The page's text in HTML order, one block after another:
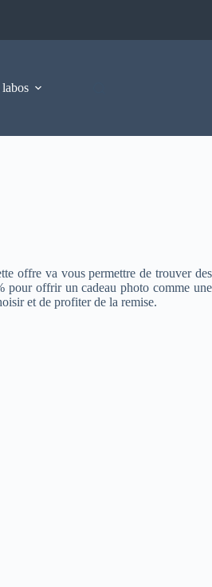
offre va vous permettre de trouver des
pour offrir un cadeau photo comme une
et de profiter de la remise.